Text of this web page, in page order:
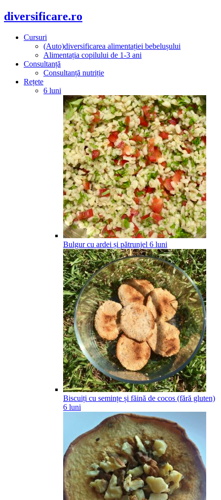
diversificare.ro
Cursuri
(Auto)diversificarea alimentației bebelușului
Alimentația copilului de 1-3 ani
Consultanță
Consultanță nutriție
Rețete
6 luni
Bulgur cu ardei și pătrunjel 6 luni
Biscuiți cu semințe și făină de cocos (fără gluten)
6 luni